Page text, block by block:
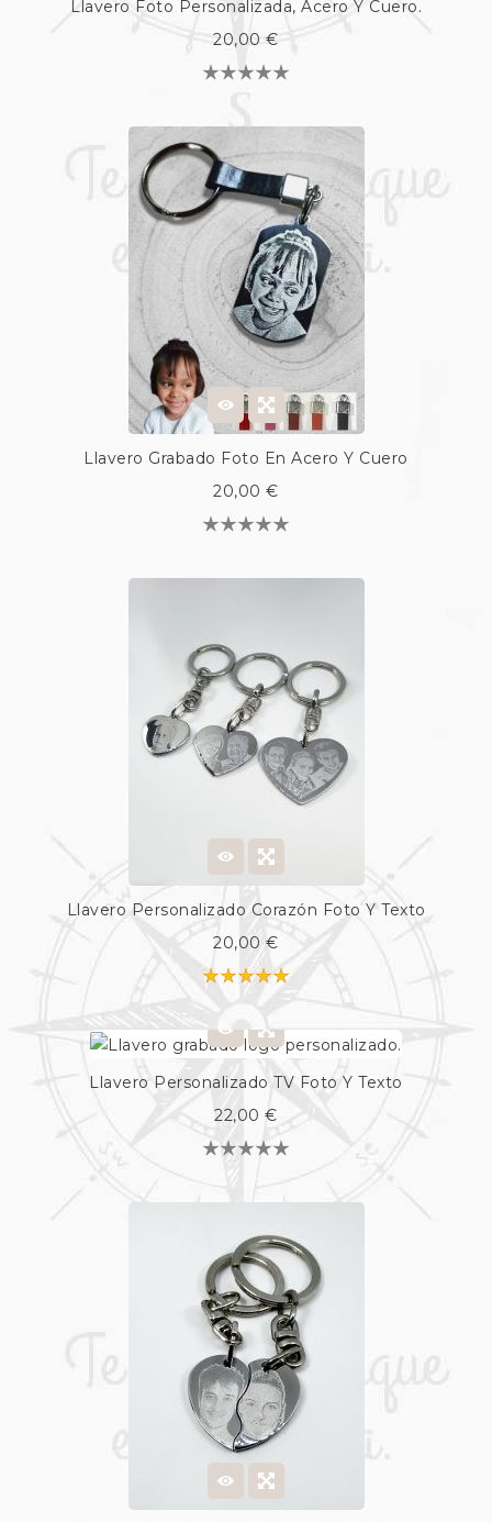
Llavero Foto Personalizada, Acero Y Cuero.
20,00 €
Llavero Grabado Foto En Acero Y Cuero
20,00 €
Llavero Personalizado Corazón Foto Y Texto
20,00 €
Llavero Personalizado TV Foto Y Texto
22,00 €